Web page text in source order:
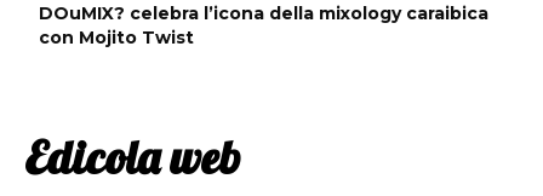
DOuMIX? celebra l’icona della mixology caraibica
con Mojito Twist
Edicola web